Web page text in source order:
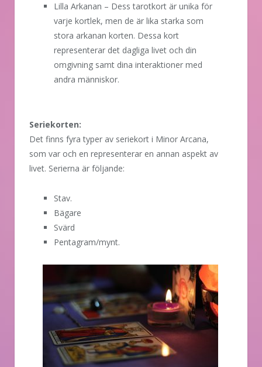
Lilla Arkanan – Dess tarotkort är unika för
varje kortlek, men de är lika starka som
stora arkanan korten. Dessa kort
representerar det dagliga livet och din
omgivning samt dina interaktioner med
andra människor.
Seriekorten:
Det finns fyra typer av seriekort i Minor Arcana,
som var och en representerar en annan aspekt av
livet. Serierna är följande:
Stav.
Bägare
Svärd
Pentagram/mynt.